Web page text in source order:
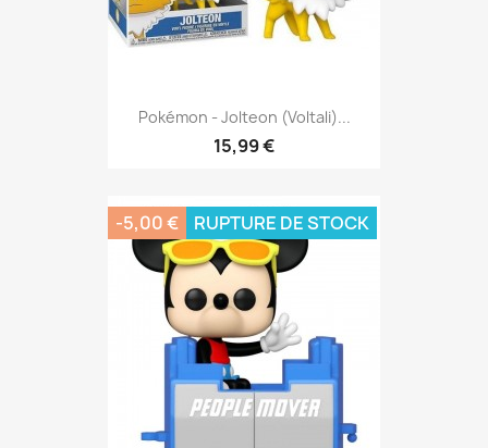
Pokémon - Jolteon (Voltali)...
15,99 €
-5,00 € RUPTURE DE STOCK